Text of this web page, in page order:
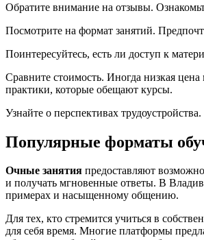
Обратите внимание на отзывы.
Посмотрите на формат занятий.
Поинтересуйтесь, есть ли доступ к
Сравните стоимость. Иногда низкая
практики, которые обещают курсы.
Узнайте о перспективах
Популярные форматы
Очные занятия предоставляют
и получать мгновенные ответы. В
примерах и насыщенному общению.
Для тех, кто стремится учиться в
для себя время. Многие платформы